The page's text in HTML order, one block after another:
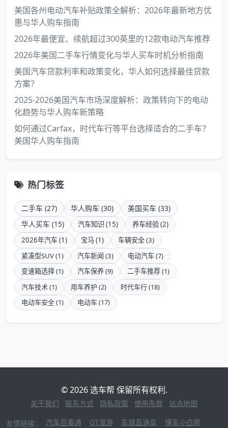
美国各州电动汽车补贴政策全解析：2026年最新地方优
惠与华人购车指南
2026年最便宜、续航超过300英里的12款电动汽车推荐
2026年美国二手车行情变化与华人买车时机分析指南
美国汽车贷款利率和政策变化，华人如何选择最佳贷款
方案？
2025-2026美国汽车市场深度解析：政策转向下的电动
化趋势与华人购车新策略
如何通过Carfax，时代车行等平台选择适合的二手车？
美国华人购车指南
热门标签
二手车 (27) 华人购车 (30)
美国买车 (33)
华人买车 (15)
汽车知识 (15)
养车经验 (2)
2026年汽车 (1)
宝马 (1)
车辆安全 (3)
紧凑型SUV (1)
汽车新闻 (3)
电动汽车 (7)
变速箱选择 (1)
汽车保养 (9)
二手车推荐 (1)
汽车技术 (1)
用车养护 (2)
时代车行 (18)
电动车安全 (1)
电动车 (17)
© 2026 选车帮 保留所有权利.
关于我们 联系方式 隐私政策 使用条款 站点地图
友情链接： 汽车百事通 GT漫游 车城直通车 懂车小白屋